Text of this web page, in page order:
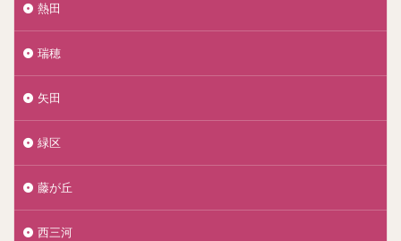
熱田
瑞穂
矢田
緑区
藤が丘
西三河